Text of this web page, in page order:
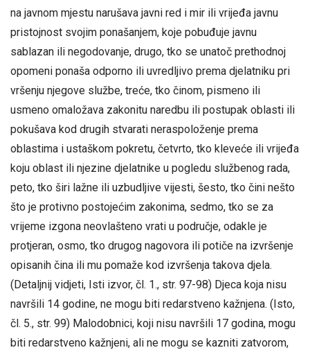
na javnom mjestu narušava javni red i mir ili vrijeđa javnu
pristojnost svojim ponašanjem, koje pobuđuje javnu
sablazan ili negodovanje, drugo, tko se unatoč prethodnoj
opomeni ponaša odporno ili uvredljivo prema djelatniku pri
vršenju njegove službe, treće, tko činom, pismeno ili
usmeno omaložava zakonitu naredbu ili postupak oblasti ili
pokušava kod drugih stvarati neraspoloženje prema
oblastima i ustaškom pokretu, četvrto, tko kleveće ili vrijeđa
koju oblast ili njezine djelatnike u pogledu službenog rada,
peto, tko širi lažne ili uzbudljive vijesti, šesto, tko čini nešto
što je protivno postojećim zakonima, sedmo, tko se za
vrijeme izgona neovlašteno vrati u područje, odakle je
protjeran, osmo, tko drugog nagovora ili potiče na izvršenje
opisanih čina ili mu pomaže kod izvršenja takova djela.
(Detaljnij vidjeti, Isti izvor, čl. 1., str. 97-98) Djeca koja nisu
navršili 14 godine, ne mogu biti redarstveno kažnjena. (Isto,
čl. 5., str. 99) Malodobnici, koji nisu navršili 17 godina, mogu
biti redarstveno kažnjeni, ali ne mogu se kazniti zatvorom,